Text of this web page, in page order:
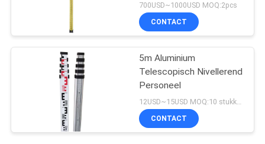
700USD~1000USD MOQ:2pcs
CONTACT
5m Aluminium
Telescopisch Nivellerend
Personeel
CONTACT